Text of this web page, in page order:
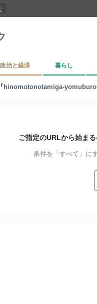
政治と経済 暮らし
『hinomotonotamiga-
ご指定のURLから始ま
条件を「すべて」に